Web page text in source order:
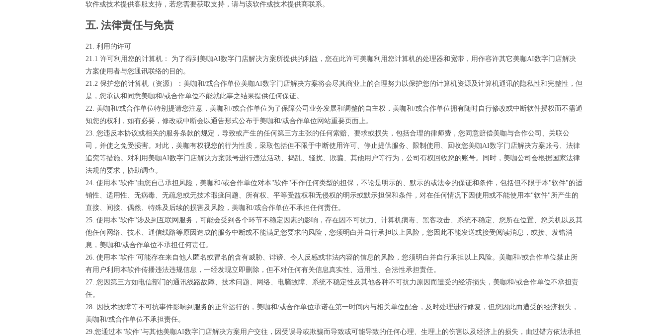
软件或技术提供客服支持，若您需要获取支持，请与该软件或技术提供商联系。
五. 法律责任与免责
21. 利用的许可
21.1 许可利用您的计算机： 为了得到美咖AI数字门店解决方案所提供的利益，您在此许可美咖利用您计算机的处理器和宽带，用作容许其它美咖AI数字门店解决
方案使用者与您通讯联络的目的。
21.2 保护您的计算机（资源）：美咖和/或合作单位美咖AI数字门店解决方案将会尽其商业上的合理努力以保护您的计算机资源及计算机通讯的隐私性和完整性，但
是，您承认和同意美咖和/或合作单位不能就此事之结果提供任何保证。
22. 美咖和/或合作单位特别提请您注意，美咖和/或合作单位为了保障公司业务发展和调整的自主权，美咖和/或合作单位拥有随时自行修改或中断软件授权而不需通
知您的权利，如有必要，修改或中断会以通告形式公布于美咖和/或合作单位网站重要页面上。
23. 您违反本协议或相关的服务条款的规定，导致或产生的任何第三方主张的任何索赔、要求或损失，包括合理的律师费，您同意赔偿美咖与合作公司、关联公
司，并使之免受损害。对此，美咖有权视您的行为性质，采取包括但不限于中断使用许可、停止提供服务、限制使用、回收您美咖AI数字门店解决方案账号、法律
追究等措施。对利用美咖AI数字门店解决方案账号进行违法活动、捣乱、骚扰、欺骗、其他用户等行为，公司有权回收您的账号。同时，美咖公司会根据国家法律
法规的要求，协助调查。
24. 使用本"软件"由您自己承担风险，美咖和/或合作单位对本"软件"不作任何类型的担保，不论是明示的、默示的或法令的保证和条件，包括但不限于本"软件"的适
销性、适用性、无病毒、无疏忽或无技术瑕疵问题、所有权、平等受益权和无侵权的明示或默示担保和条件，对在任何情况下因使用或不能使用本"软件"所产生的
直接、间接、偶然、特殊及后续的损害及风险，美咖和/或合作单位不承担任何责任。
25. 使用本"软件"涉及到互联网服务，可能会受到各个环节不稳定因素的影响，存在因不可抗力、计算机病毒、黑客攻击、系统不稳定、您所在位置、您关机以及其
他任何网络、技术、通信线路等原因造成的服务中断或不能满足您要求的风险，您须明白并自行承担以上风险，您因此不能发送或接受阅读消息，或接、发错消
息，美咖和/或合作单位不承担任何责任。
26. 使用本"软件"可能存在来自他人匿名或冒名的含有威胁、诽谤、令人反感或非法内容的信息的风险，您须明白并自行承担以上风险。美咖和/或合作单位禁止所
有用户利用本软件传播违法违规信息，一经发现立即删除，但不对任何有关信息真实性、适用性、合法性承担责任。
27. 您因第三方如电信部门的通讯线路故障、技术问题、网络、电脑故障、系统不稳定性及其他各种不可抗力原因而遭受的经济损失，美咖和/或合作单位不承担责
任。
28. 因技术故障等不可抗事件影响到服务的正常运行的，美咖和/或合作单位承诺在第一时间内与相关单位配合，及时处理进行修复，但您因此而遭受的经济损失，
美咖和/或合作单位不承担责任。
29.您通过本"软件"与其他美咖AI数字门店解决方案用户交往，因受误导或欺骗而导致或可能导致的任何心理、生理上的伤害以及经济上的损失，由过错方依法承担